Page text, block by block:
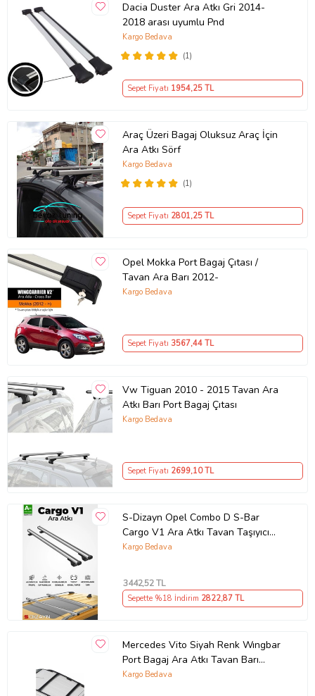
Dacia Duster Ara Atkı Gri 2014-
2018 arası uyumlu Pnd
(1)
Kargo Bedava
Sepet Fiyatı 1954,25 TL
Araç Üzeri Bagaj Oluksuz Araç İçin
Ara Atkı Sörf
(1)
Kargo Bedava
Sepet Fiyatı 2801,25 TL
Opel Mokka Port Bagaj Çıtası /
Tavan Ara Barı 2012-
Kargo Bedava
Sepet Fiyatı 3567,44 TL
Vw Tiguan 2010 - 2015 Tavan Ara
Atkı Barı Port Bagaj Çıtası
Kargo Bedava
Sepet Fiyatı 2699,10 TL
S-Dizayn Opel Combo D S-Bar
Cargo V1 Ara Atkı Tavan Taşıyıcı
Barı Gri 140 Cm 2011-2018 A+
Kargo Bedava
3442,52 TL
Sepette %18 İndirim 2822,87 TL
Mercedes Vito Siyah Renk Wıngbar
Port Bagaj Ara Atkı Tavan Barı
Arabar
Kargo Bedava